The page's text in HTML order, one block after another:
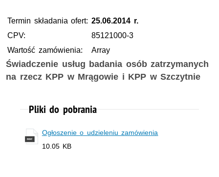
Termin składania ofert: 25.06.2014 r.
CPV:
85121000-3
Wartość zamówienia:
Array
Świadczenie usług badania osób zatrzymanych
na rzecz KPP w Mrągowie i KPP w Szczytnie
Pliki do pobrania
Ogłoszenie o udzieleniu zamówienia
10.05 KB